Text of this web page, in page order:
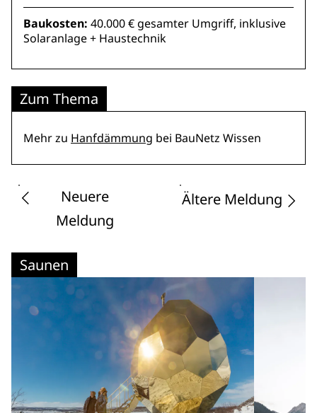
Baukosten: 40.000 € gesamter Umgriff, inklusive
Solaranlage + Haustechnik
Zum Thema
Mehr zu Hanfdämmung bei BauNetz Wissen
Neuere
Meldung
Ältere Meldung
Saunen